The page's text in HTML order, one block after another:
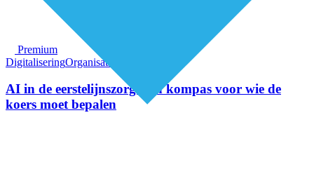
Premium
DigitaliseringOrganisatie van zorg
AI in de eerstelijnszorg: een kompas voor wie de
koers moet bepalen